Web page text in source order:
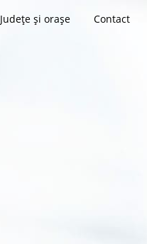
Județe și orașe Contact